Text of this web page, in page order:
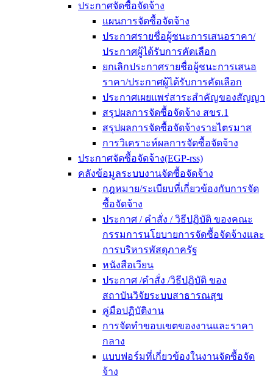
ประกาศจัดซื้อจัดจ้าง
แผนการจัดซื้อจัดจ้าง
ประกาศรายชื่อผู้ชนะการเสนอราคา/
ประกาศผู้ได้รับการคัดเลือก
ยกเลิกประกาศรายชื่อผู้ชนะการเสนอ
ราคา/ประกาศผู้ได้รับการคัดเลือก
ประกาศเผยแพร่สาระสำคัญของสัญญา
สรุปผลการจัดซื้อจัดจ้าง สขร.1
สรุปผลการจัดซื้อจัดจ้างรายไตรมาส
การวิเคราะห์ผลการจัดซื้อจัดจ้าง
ประกาศจัดซื้อจัดจ้าง(EGP-rss)
คลังข้อมูลระบบงานจัดซื้อจัดจ้าง
กฎหมาย/ระเบียบที่เกี่ยวข้องกับการจัด
ซื้อจัดจ้าง
ประกาศ / คำสั่ง / วิธีปฏิบัติ ของคณะ
กรรมการนโยบายการจัดซื้อจัดจ้างและ
การบริหารพัสดุภาครัฐ
หนังสือเวียน
ประกาศ /คำสั่ง /วิธีปฏิบัติ ของ
สถาบันวิจัยระบบสาธารณสุข
คู่มือปฏิบัติงาน
การจัดทำขอบเขตของงานและราคา
กลาง
แบบฟอร์มที่เกี่ยวข้องในงานจัดซื้อจัด
จ้าง